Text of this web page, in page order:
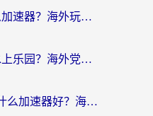
苹果打永劫无间用什么加速器？海外玩家亲测有效的国服游戏加速指南
比利时怎么玩汤姆猫水上乐园？海外党国服游戏加速终极指南（附无畏契约食之契约解决办法）
剑网3游戏在国外卡用什么加速器好？海外党亲测有效的国服游戏加速指南